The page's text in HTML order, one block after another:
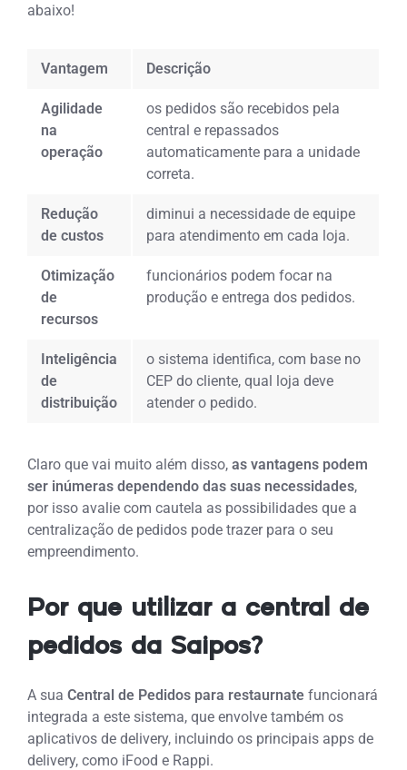
abaixo!
Vantagem Descrição
Agilidade
na
operação
os pedidos são recebidos pela
central e repassados
automaticamente para a unidade
correta.
Redução
de custos
diminui a necessidade de equipe
para atendimento em cada loja.
Otimização
de
recursos
funcionários podem focar na
produção e entrega dos pedidos.
Inteligência
de
distribuição
o sistema identifica, com base no
CEP do cliente, qual loja deve
atender o pedido.
Claro que vai muito além disso,as vantagens podem
ser inúmeras dependendo das suas necessidades,
por isso avalie com cautela as possibilidades que a
centralização de pedidos pode trazer para o seu
empreendimento.
Por que utilizar a central de
pedidos da Saipos?
A suaCentral de Pedidos para restaurnate funcionará
integrada a este sistema, que envolve também os
aplicativos de delivery, incluindo os principais apps de
delivery, como iFood e Rappi.